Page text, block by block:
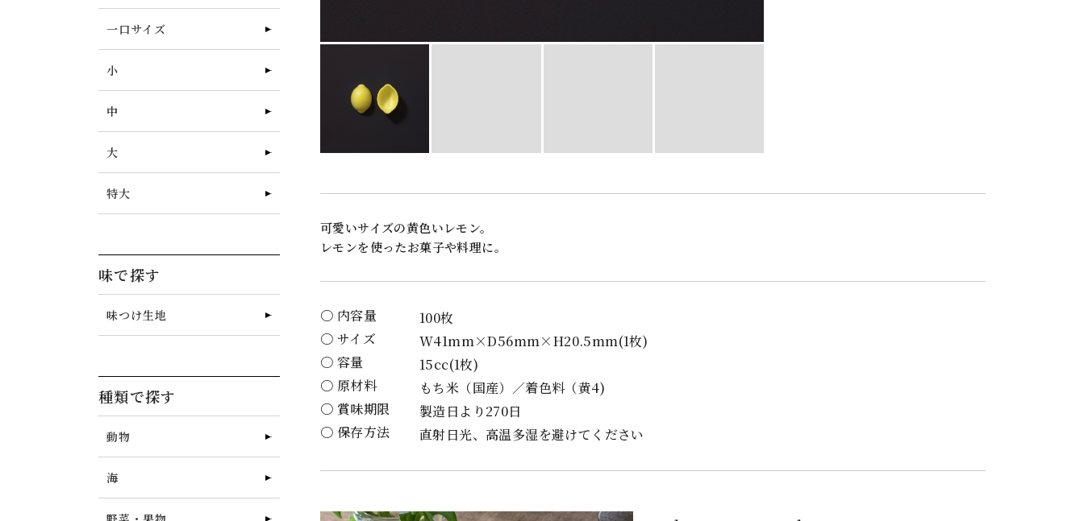
一口サイズ
小
中
大
特大
味で探す
味つけ生地
種類で探す
動物
海
可愛いサイズの黄色いレモン。
レモンを使ったお菓子や料理に。
〇 内容量
100枚
〇 サイズ
W41mm×D56mm×H20.5mm(1枚)
〇 容量
15cc(1枚)
〇 原材料
もち米（国産）／着色料（黄4)
〇 賞味期限
製造日より270日
〇 保存方法
直射日光、高温多湿を避けてください